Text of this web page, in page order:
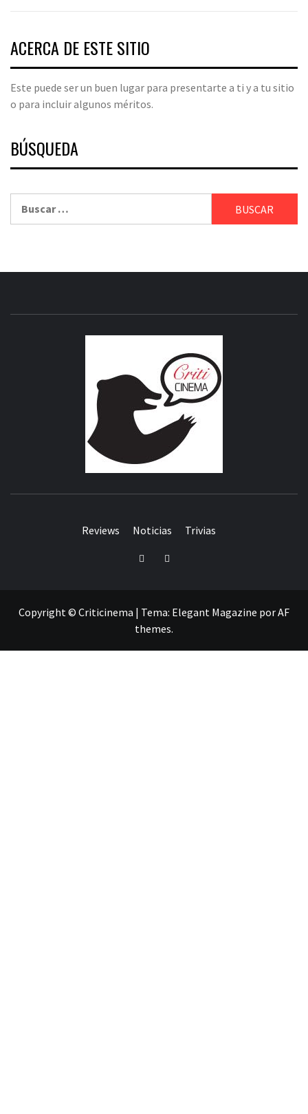
ACERCA DE ESTE SITIO
Este puede ser un buen lugar para presentarte a ti y a tu sitio
o para incluir algunos méritos.
BÚSQUEDA
Reviews Noticias Trivias
TwitterFacebook
Copyright © Criticinema | Tema: Elegant Magazine porAF
themes.